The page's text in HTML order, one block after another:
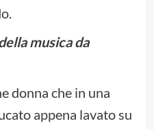
musica da
donna che in una
appena lavato su